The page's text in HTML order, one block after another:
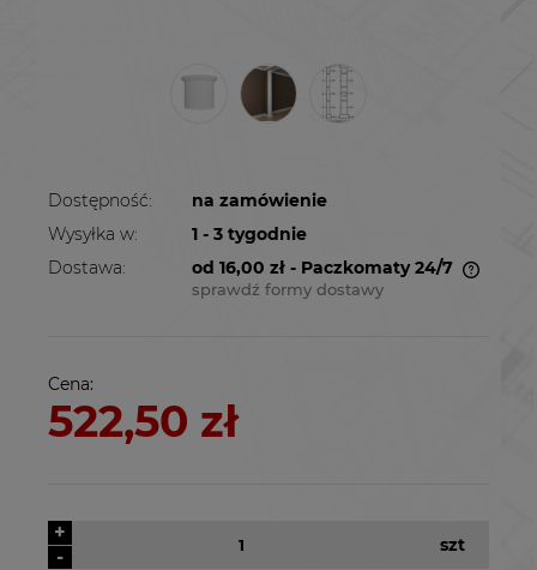
Dostępność:
na zamówienie
Wysyłka w:
1 - 3 tygodnie
Dostawa:
od 16,00 zł - Paczkomaty 24/7
Cena nie zawiera ewentualnych kosztów
sprawdź formy dostawy
Cena:
522,50 zł
-
+
szt